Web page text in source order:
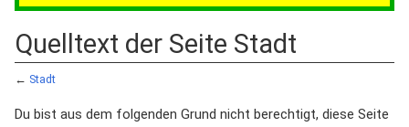
Quelltext der Seite Stadt
← Stadt
Du bist aus dem folgenden Grund nicht berechtigt, diese Seite